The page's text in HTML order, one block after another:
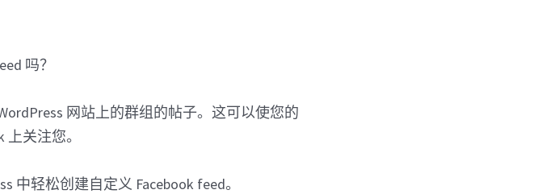
吗？
网站上的群组的帖子。这可以使您的
关注您。
中轻松创建自定义 Facebook feed。